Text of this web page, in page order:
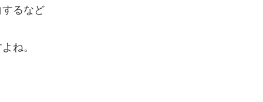
るなど
ね。